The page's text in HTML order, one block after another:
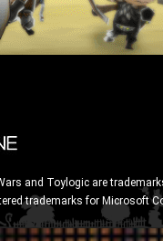
and Toylogic are
trademarks for Microsoft